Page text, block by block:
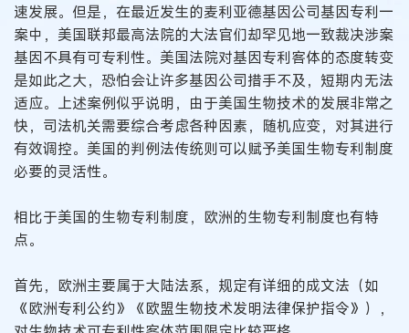
速发展。但是，在最近发生的麦利亚德基因公司基因专利一
案中，美国联邦最高法院的大法官们却罕见地一致裁决涉案
基因不具有可专利性。美国法院对基因专利客体的态度转变
是如此之大，恐怕会让许多基因公司措手不及，短期内无法
适应。上述案例似乎说明，由于美国生物技术的发展非常之
快，司法机关需要综合考虑各种因素，随机应变，对其进行
有效调控。美国的判例法传统则可以赋予美国生物专利制度
必要的灵活性。
相比于美国的生物专利制度，欧洲的生物专利制度也有特
点。
首先，欧洲主要属于大陆法系，规定有详细的成文法（如
《欧洲专利公约》《欧盟生物技术发明法律保护指令》），